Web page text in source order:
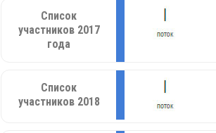
Список
участников 2017
года
Список
участников 2018